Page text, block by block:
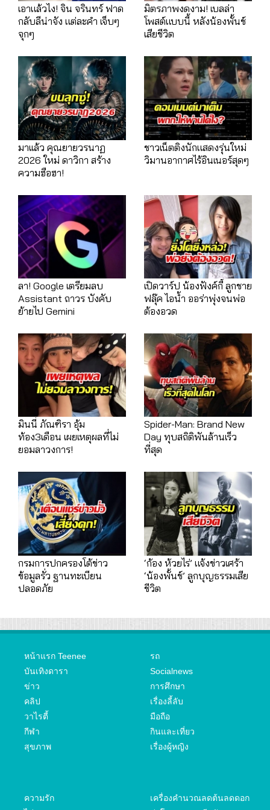
เอาแล้วไง! จิน จรินทร์ ฟาด
กลับลีน่าจัง แต่ละคำ เจ็บๆ
จุกๆ
มิตรภาพงดงาม! เบลล่า
โพสต์แบบนี้ หลังน้องพั้นช์
เสียชีวิต
มาเเล้ว คุณยายวรนาฏ
2026 ใหม่ ดาวิกา สร้าง
ความฮือฮา!
ชาวเน็ตติงนักแสดงรุ่นใหม่
วิมานอากาศไร้อินเนอร์สุดๆ
ลา! Google เตรียมลบ
Assistant ถาวร บังคับ
ย้ายไป Gemini
เปิดวาร์ป น้องฟังค์กี้ ลูกชาย
ฟลุ๊ค ไอน้ำ ออร่าพุ่งจนพ่อ
ต้องอวด
มินนี่ ภัณฑิรา อุ้ม
ท้อง3เดือน เผยเหตุผลที่ไม่
ยอมลาวงการ!
Spider-Man: Brand New
Day ทุบสถิติพันล้านเร็ว
ที่สุด
กรมการปกครองโต้ข่าว
ข้อมูลรั่ว ฐานทะเบียน
ปลอดภัย
‘ก้อง ห้วยไร่’ แจ้งข่าวเศร้า
‘น้องพั้นช์’ ลูกบุญธรรมเสีย
ชีวิต
หน้าแรก Teenee
บันเทิงดารา
ข่าว
คลิป
วาไรตี้
กีฬา
สุขภาพ
รถ
Socialnews
การศึกษา
เรื่องลี้ลับ
มือถือ
กินและเที่ยว
เรื่องผู้หญิง
ความรัก
เครื่องคำนวณลดต้นลดดอก